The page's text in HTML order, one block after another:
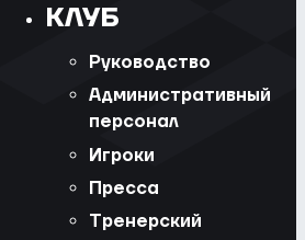
КЛУБ
Руководство
Административный
персонал
Игроки
Пресса
Тренерский